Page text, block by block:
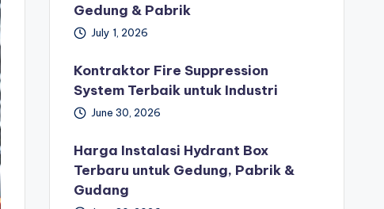
Gedung & Pabrik
July 1, 2026
Kontraktor Fire Suppression
System Terbaik untuk Industri
June 30, 2026
Harga Instalasi Hydrant Box
Terbaru untuk Gedung, Pabrik &
Gudang